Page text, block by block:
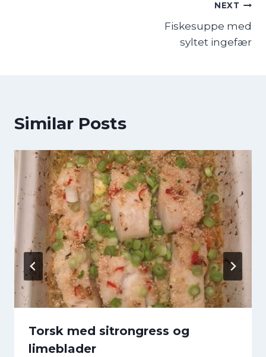
NEXT
Fiskesuppe med
syltet ingefær
Similar Posts
Torsk med sitrongress og
limeblader